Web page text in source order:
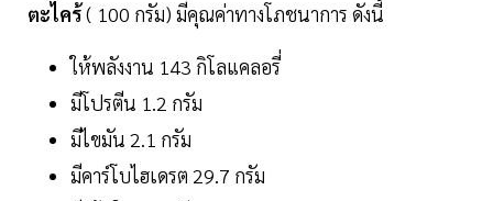
ตะไคร้( 100 กรัม) มีคุณค่าทางโภชนาการ ดังนี้
ให้พลังงาน 143 กิโลแคลอรี่
มีโปรตีน 1.2 กรัม
มีไขมัน 2.1 กรัม
มีคาร์โบไฮเดรต 29.7 กรัม